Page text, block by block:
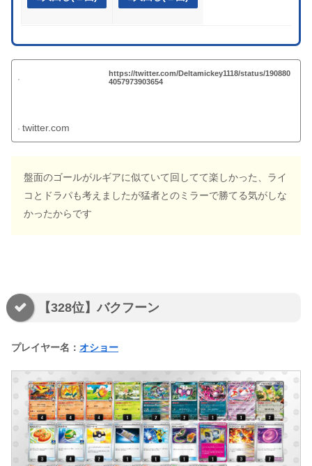
https://twitter.com/Deltamickey1118/status/190880
4057973903654
twitter.com
盤面のゴールがルギアに似ていて回してて楽しかった、ライ
コとドラパも考えましたが猛者とのミラーで勝てる気がしな
かったからです
【328位】バクフーン
プレイヤー名： オショー